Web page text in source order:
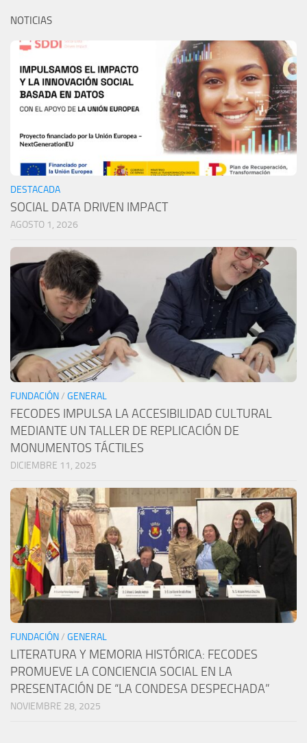
NOTICIAS
DESTACADA
SOCIAL DATA DRIVEN IMPACT
AGOSTO 1, 2026
FUNDACIÓN/ GENERAL
FECODES IMPULSA LA ACCESIBILIDAD CULTURAL
MEDIANTE UN TALLER DE REPLICACIÓN DE
MONUMENTOS TÁCTILES
DICIEMBRE 11, 2025
FUNDACIÓN/ GENERAL
LITERATURA Y MEMORIA HISTÓRICA: FECODES
PROMUEVE LA CONCIENCIA SOCIAL EN LA
PRESENTACIÓN DE “LA CONDESA DESPECHADA”
NOVIEMBRE 28, 2025